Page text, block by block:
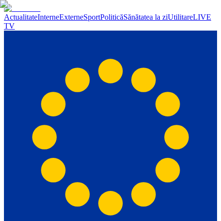
ActualitateInterneExterneSportPoliticăSănătatea la ziUtilitareLIVE
TV